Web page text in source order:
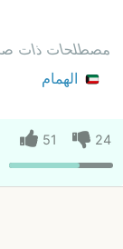
مصطلحات ذات
الهمام
24
51